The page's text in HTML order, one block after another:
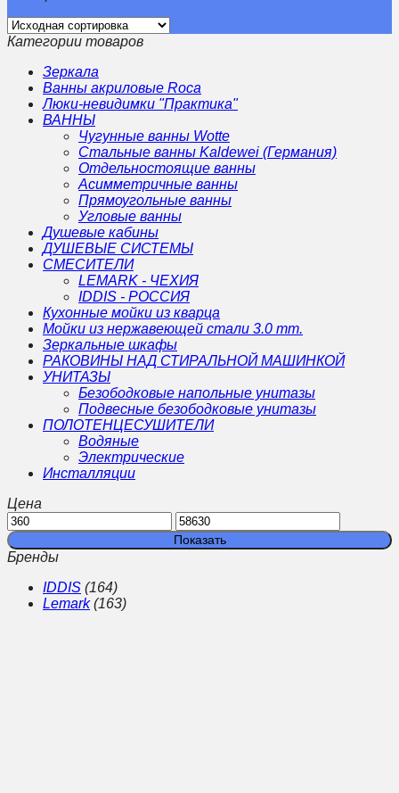
Категории товаров
Зеркала
Ванны акриловые Roca
Люки-невидимки "Практика"
ВАННЫ
Чугунные ванны Wotte
Стальные ванны Kaldewei (Германия)
Отдельностоящие ванны
Асимметричные ванны
Прямоугольные ванны
Угловые ванны
Душевые кабины
ДУШЕВЫЕ СИСТЕМЫ
СМЕСИТЕЛИ
LEMARK - ЧЕХИЯ
IDDIS - РОССИЯ
Кухонные мойки из кварца
Мойки из нержавеющей стали 3.0 mm.
Зеркальные шкафы
РАКОВИНЫ НАД СТИРАЛЬНОЙ МАШИНКОЙ
УНИТАЗЫ
Безободковые напольные унитазы
Подвесные безободковые унитазы
ПОЛОТЕНЦЕСУШИТЕЛИ
Водяные
Электрические
Инсталляции
Цена
Показать
Бренды
IDDIS (164)
Lemark (163)